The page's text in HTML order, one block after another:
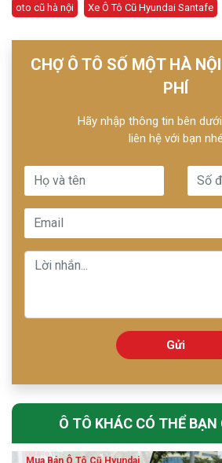
oto cũ hà nội
Xe Ô Tô Cũ Hyundai Santafe
CHỢ Ô TÔ SỐ MỘT HÀ
PHÍ
Hãy nhập thông tin bên
liên hệ với bạn nhé
Gửi
Ô TÔ KHÁC CÓ THỂ
Mua Bán Ô Tô Cũ Hyundai